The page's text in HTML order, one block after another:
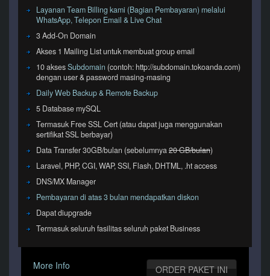
Layanan Team Billing kami (Bagian Pembayaran) melalui
WhatsApp, Telepon Email & Live Chat
3 Add-On Domain
Akses 1 Mailing List untuk membuat group email
10 aksesSubdomain (contoh: http://subdomain.tokoanda.com)
dengan user & password masing-masing
Daily Web Backup & Remote Backup
5 Database mySQL
Termasuk Free SSL Cert (atau dapat juga menggunakan
sertifikat SSL berbayar)
Data Transfer 30GB/bulan (sebelumnya 20 GB/bulan)
Laravel, PHP, CGI, WAP, SSI, Flash, DHTML, .ht access
DNS/MX Manager
Pembayaran di atas 3 bulan mendapatkan diskon
Dapat diupgrade
Termasuk seluruh fasilitas seluruh paket Business
More Info ORDER PAKET INI